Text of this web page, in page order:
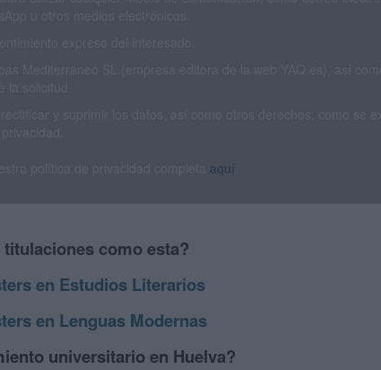
aquí
como esta?
en Estudios Literarios
en Lenguas Modernas
universitario en Huelva?